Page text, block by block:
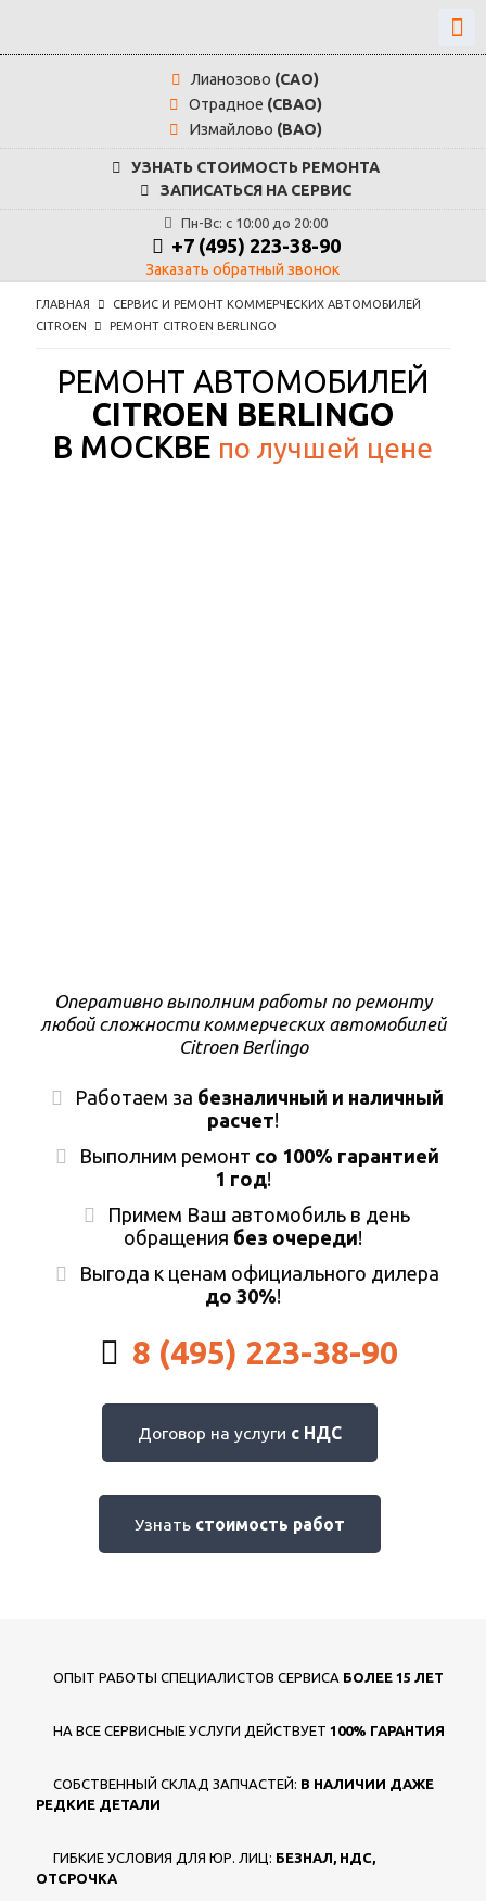
Лианозово (САО)
Отрадное (СВАО)
Измайлово (ВАО)
УЗНАТЬ СТОИМОСТЬ РЕМОНТА
ЗАПИСАТЬСЯ НА СЕРВИС
Пн-Вс: с 10:00 до 20:00
+7 (495) 223-38-90
Заказать обратный звонок
ГЛАВНАЯ
СЕРВИС И РЕМОНТ КОММЕРЧЕСКИХ АВТОМОБИЛЕЙ
CITROEN
РЕМОНТ CITROEN BERLINGO
РЕМОНТ АВТОМОБИЛЕЙ
CITROEN BERLINGO
В МОСКВЕ по лучшей цене
Оперативно выполним работы по ремонту
любой сложности коммерческих автомобилей
Citroen Berlingo
Работаем за безналичный и наличный
расчет!
Выполним ремонт со 100% гарантией
1 год!
Примем Ваш автомобиль в день
обращения без очереди!
Выгода к ценам официального дилера
до 30%!
8 (495) 223-38-90
Договор на услуги с НДС
Узнать стоимость работ
ОПЫТ РАБОТЫ СПЕЦИАЛИСТОВ СЕРВИСА БОЛЕЕ 15 ЛЕТ
НА ВСЕ СЕРВИСНЫЕ УСЛУГИ ДЕЙСТВУЕТ 100% ГАРАНТИЯ
СОБСТВЕННЫЙ СКЛАД ЗАПЧАСТЕЙ: В НАЛИЧИИ ДАЖЕ
РЕДКИЕ ДЕТАЛИ
ГИБКИЕ УСЛОВИЯ ДЛЯ ЮР. ЛИЦ: БЕЗНАЛ, НДС,
ОТСРОЧКА